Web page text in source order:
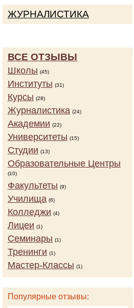
ЖУРНАЛИСТИКА
ВСЕ ОТЗЫВЫ
Школы (45)
Институты (31)
Курсы (28)
Журналистика (24)
Академии (22)
Университеты (15)
Студии (13)
Образовательные Центры
(10)
Факультеты (9)
Училища (6)
Колледжи (4)
Лицеи (1)
Семинары (1)
Тренинги (1)
Мастер-Классы (1)
Популярные отзывы: